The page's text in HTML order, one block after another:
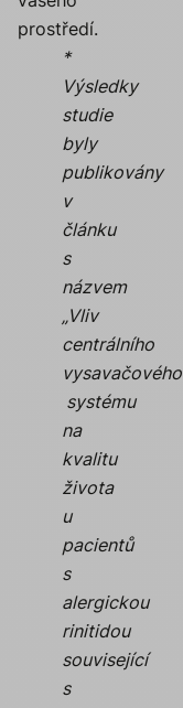
prostředí.
*
Výsledky
studie
byly
publikovány
v
článku
s
názvem
„Vliv
centrálního
vysavačového
systému
na
kvalitu
života
u
pacientů
s
alergickou
rinitidou
související
s